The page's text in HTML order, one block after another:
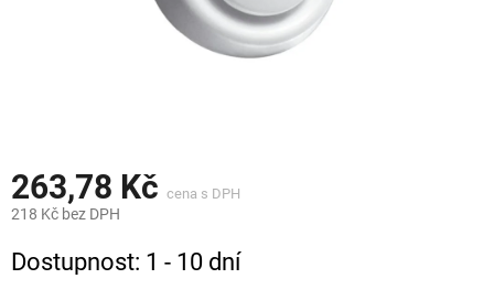
263,78 Kč
218 Kč bez DPH
cena:
Dostupnost: 1 - 10 dní